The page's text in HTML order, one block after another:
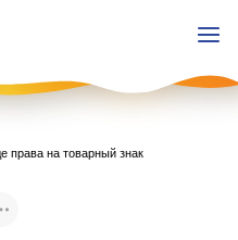
права на товарный знак